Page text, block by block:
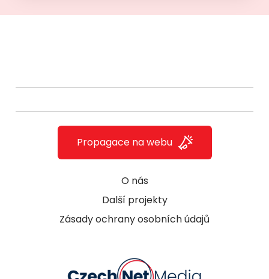
O nás
Další projekty
Zásady ochrany osobních údajů
Propagace na webu